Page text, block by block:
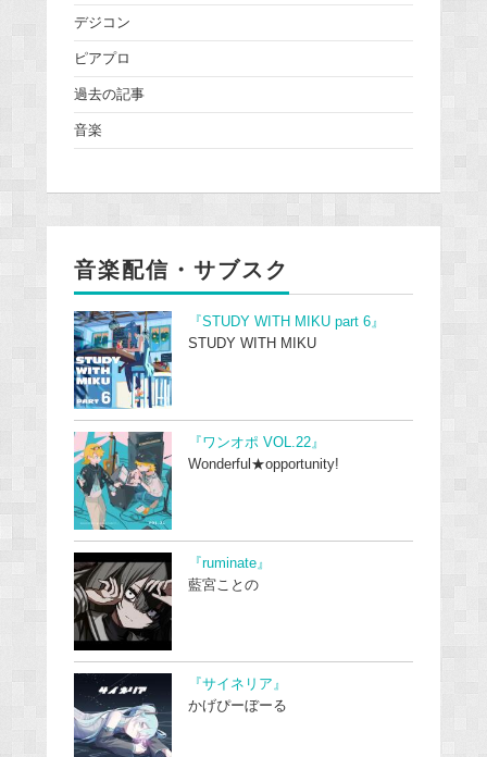
デジコン
ピアプロ
過去の記事
音楽
音楽配信・サブスク
『STUDY WITH MIKU part 6』
STUDY WITH MIKU
『ワンオポ VOL.22』
Wonderful★opportunity!
『ruminate』
藍宮ことの
『サイネリア』
かげぴーぼーる